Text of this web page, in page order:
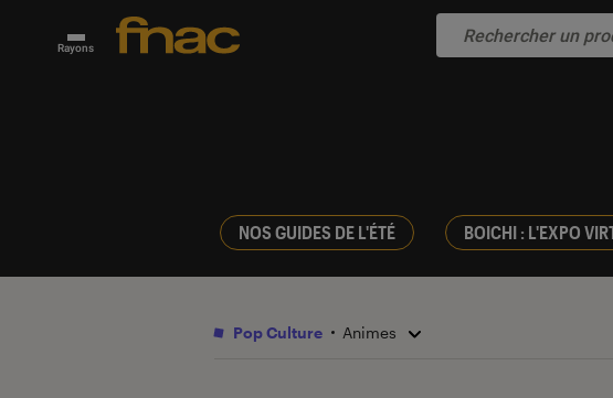
Rayons
NOS GUIDES DE L'ÉTÉ BOICHI : L'EXPO
Pop Culture Animes